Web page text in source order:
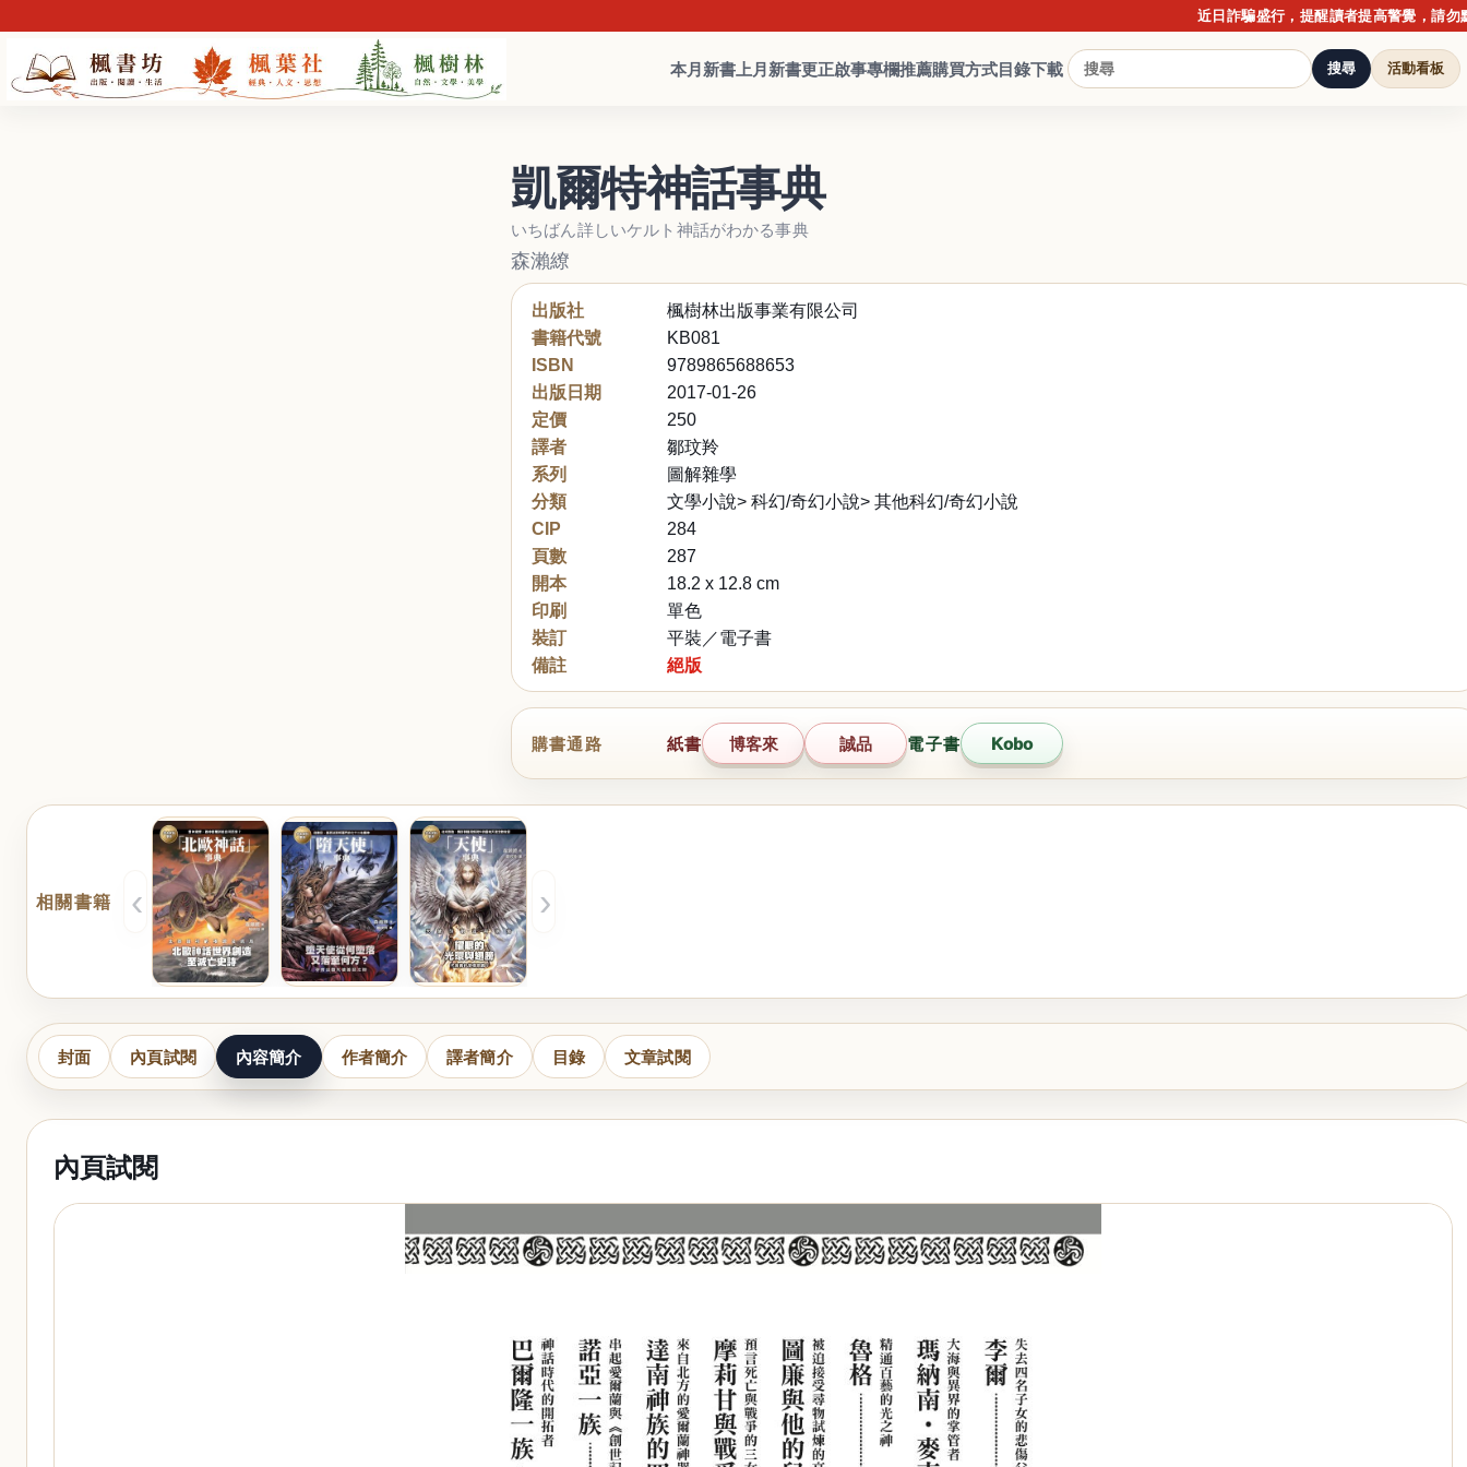
近日詐騙盛行，提醒讀者提高警覺，請勿點擊
本月新書 上月新書更正啟事專欄推薦購買方式目錄下載 搜尋 活動看板
凱爾特神話事典
いちばん詳しいケルト神話がわかる事典
森瀨繚
出版社
楓樹林出版事業有限公司
書籍代號
KB081
ISBN
9789865688653
出版日期
2017-01-26
定價
250
譯者
鄒玟羚
系列
圖解雜學
分類
文學小說> 科幻/奇幻小說> 其他科幻/奇幻小說
CIP
284
頁數
287
開本
18.2 x 12.8 cm
印刷
單色
裝訂
平裝／電子書
備註
絕版
購書通路 紙書 博客來 誠品 電子書 Kobo
相關書籍 ‹ ›
封面 內頁試閱 內容簡介 作者簡介 譯者簡介 目錄 文章試閱
內頁試閱